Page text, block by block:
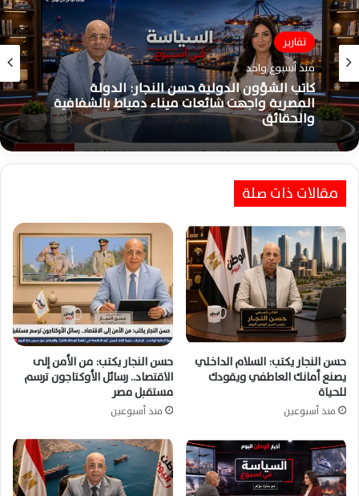
تقارير
منذ أسبوع واحد
كاتب الشؤون الدولية حسن النجار: الدولة
المصرية واجهت شائعات ميناء دمياط بالشفافية
والحقائق
شؤون سياسية
منذ أسبوع واحد
حسن النجار: وعي الدولة والإعلام الوطني أسقطا
رهانات التشكيك واستغلال حادث ميناء دمياط
مقالات ذات صلة
حسن النجار يكتب: السلام الداخلي
يصنع أمانك العاطفي ويقودك
للحياة
منذ أسبوعين
حسن النجار يكتب: من الأمن إلى
الاقتصاد.. رسائل الأوكتاجون ترسم
مستقبل مصر
منذ أسبوعين